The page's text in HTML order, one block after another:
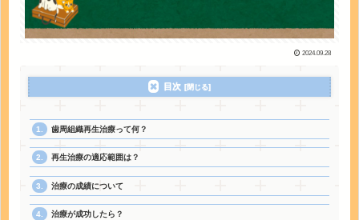
2024.09.28
目次
歯周組織再生治療って何？
再生治療の適応範囲は？
治療の成績について
治療が成功したら？